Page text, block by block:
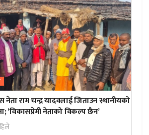
नेता राम चन्द्र यादवलाई जिताउन स्थानीयको
‘विकासप्रेमी नेताको विकल्प छैन’